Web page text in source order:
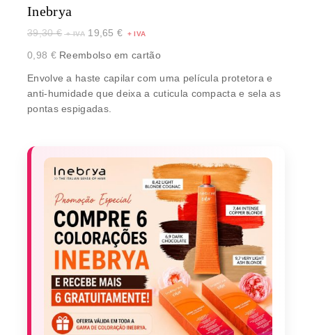
Inebrya
39,30€ 19,65€
0,98 €Reembolso em cartão
Envolve a haste capilar com uma película protetora e
anti-humidade que deixa a cuticula compacta e sela as
pontas espigadas.